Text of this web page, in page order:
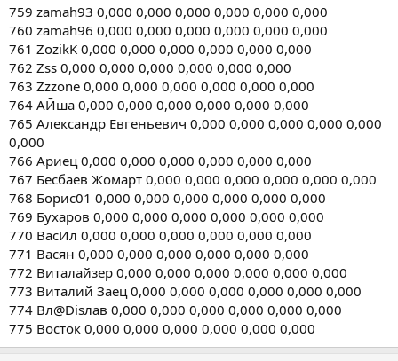
759 zamah93 0,000 0,000 0,000 0,000 0,000 0,000
760 zamah96 0,000 0,000 0,000 0,000 0,000 0,000
761 ZozikK 0,000 0,000 0,000 0,000 0,000 0,000
762 Zss 0,000 0,000 0,000 0,000 0,000 0,000
763 Zzzone 0,000 0,000 0,000 0,000 0,000 0,000
764 АЙша 0,000 0,000 0,000 0,000 0,000 0,000
765 Александр Евгеньевич 0,000 0,000 0,000 0,000 0,000
0,000
766 Ариец 0,000 0,000 0,000 0,000 0,000 0,000
767 Бесбаев Жомарт 0,000 0,000 0,000 0,000 0,000 0,000
768 Борис01 0,000 0,000 0,000 0,000 0,000 0,000
769 Бухаров 0,000 0,000 0,000 0,000 0,000 0,000
770 ВасИл 0,000 0,000 0,000 0,000 0,000 0,000
771 Васян 0,000 0,000 0,000 0,000 0,000 0,000
772 Виталайзер 0,000 0,000 0,000 0,000 0,000 0,000
773 Виталий Заец 0,000 0,000 0,000 0,000 0,000 0,000
774 Вл@Disлав 0,000 0,000 0,000 0,000 0,000 0,000
775 Восток 0,000 0,000 0,000 0,000 0,000 0,000